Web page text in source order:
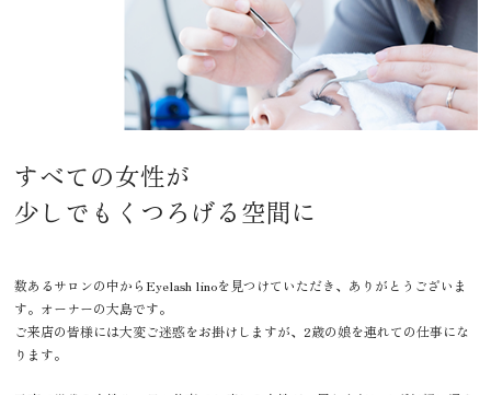
すべての女性が
少しでもくつろげる空間に
数あるサロンの中からEyelash linoを見つけていただき、ありがとうございま
す。オーナーの大島です。
ご来店の皆様には大変ご迷惑をお掛けしますが、2歳の娘を連れての仕事にな
ります。